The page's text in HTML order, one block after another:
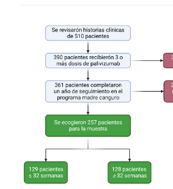
Barra
lateral
del
artículo